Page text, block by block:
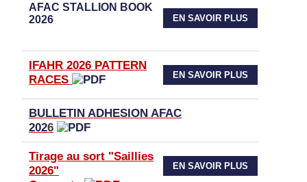
AFAC STALLION BOOK
2026
EN SAVOIR PLUS
IFAHR 2026 PATTERN
RACES
EN SAVOIR PLUS
BULLETIN ADHESION AFAC
2026
Tirage au sort "Saillies
2026"
EN SAVOIR PLUS